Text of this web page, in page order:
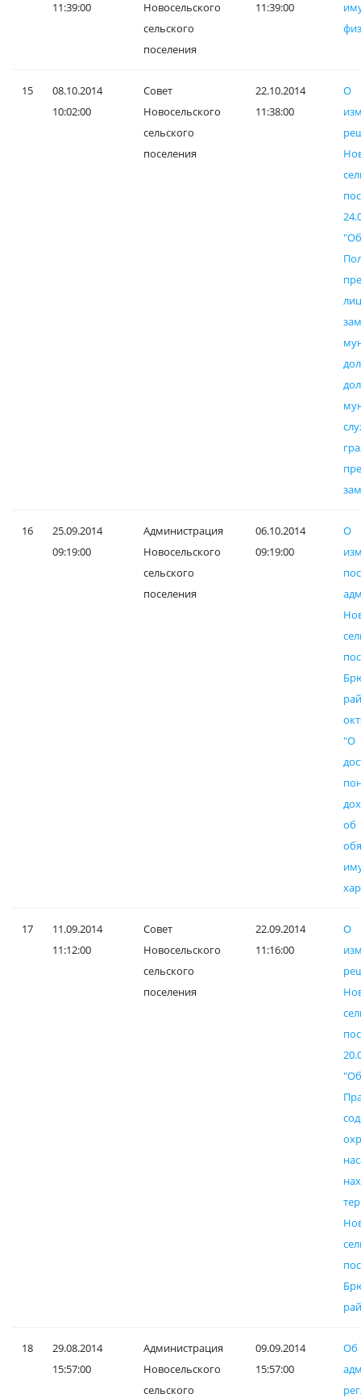
11:39:00
Новосельского
сельского
поселения
11:39:00
15
08.10.2014
10:02:00
Совет
Новосельского
сельского
поселения
22.10.2014
11:38:00
О
16
25.09.2014
09:19:00
Администрация
Новосельского
сельского
поселения
06.10.2014
09:19:00
О
17
11.09.2014
11:12:00
Совет
Новосельского
сельского
поселения
22.09.2014
11:16:00
О
18
29.08.2014
15:57:00
Администрация
Новосельского
сельского
09.09.2014
15:57:00
Об